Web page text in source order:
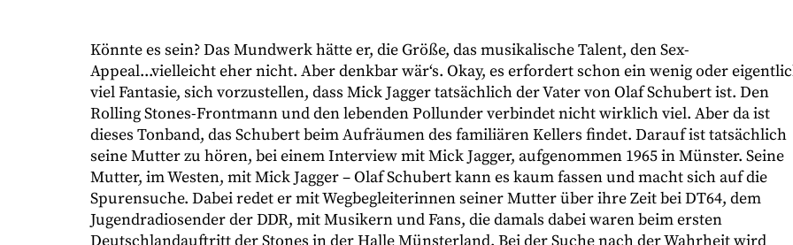
Könnte es sein? Das Mundwerk hätte er, die Größe, das musikalische Talent, den Sex-
Appeal...vielleicht eher nicht. Aber denkbar wär‘s. Okay, es erfordert schon ein wenig oder
viel Fantasie, sich vorzustellen, dass Mick Jagger tatsächlich der Vater von Olaf Schubert ist. Den
Rolling Stones-Frontmann und den lebenden Pollunder verbindet nicht wirklich viel. Aber da ist
dieses Tonband, das Schubert beim Aufräumen des familiären Kellers findet. Darauf ist tatsächlich
seine Mutter zu hören, bei einem Interview mit Mick Jagger, aufgenommen 1965 in Münster. Seine
Mutter, im Westen, mit Mick Jagger – Olaf Schubert kann es kaum fassen und macht sich auf die
Spurensuche. Dabei redet er mit Wegbegleiterinnen seiner Mutter über ihre Zeit bei DT64, dem
Jugendradiosender der DDR, mit Musikern und Fans, die damals dabei waren beim ersten
Deutschlandauftritt der Stones in der Halle Münsterland. Bei der Suche nach der Wahrheit wird